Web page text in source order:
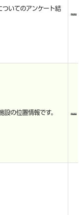
いてのアンケート結
の位置情報です。